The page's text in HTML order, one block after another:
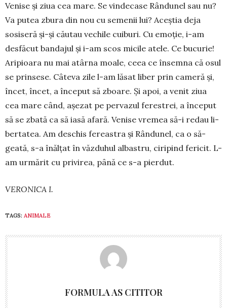
Venise și ziua cea mare. Se vindecase Rându­nel sau nu?
Va putea zbura din nou cu semenii lui? Aceștia deja
sosiseră și-și căutau vechile cuiburi. Cu emoție, i-am
desfăcut bandajul și i-am scos mi­ci­le atele. Ce bucurie!
Aripioara nu mai atârna moale, ceea ce însemna că osul
se prinsese. Câteva zile l-am lă­­­sat liber prin cameră și,
încet, încet, a început să zboa­re. Și apoi, a venit ziua
cea mare când, așezat pe pervazul ferestrei, a început
să se zbată ca să ia­să afară. Venise vremea să-i redau li­
bertatea. Am deschis fereastra și Rândunel, ca o să­­
geată, s-a înăl­țat în văzduhul albastru, ciripind fe­­ricit. L-
am ur­mă­rit cu privirea, până ce s-a pier­dut.
VERONICA I.
TAGS: ANIMALE
FORMULA AS CITITOR